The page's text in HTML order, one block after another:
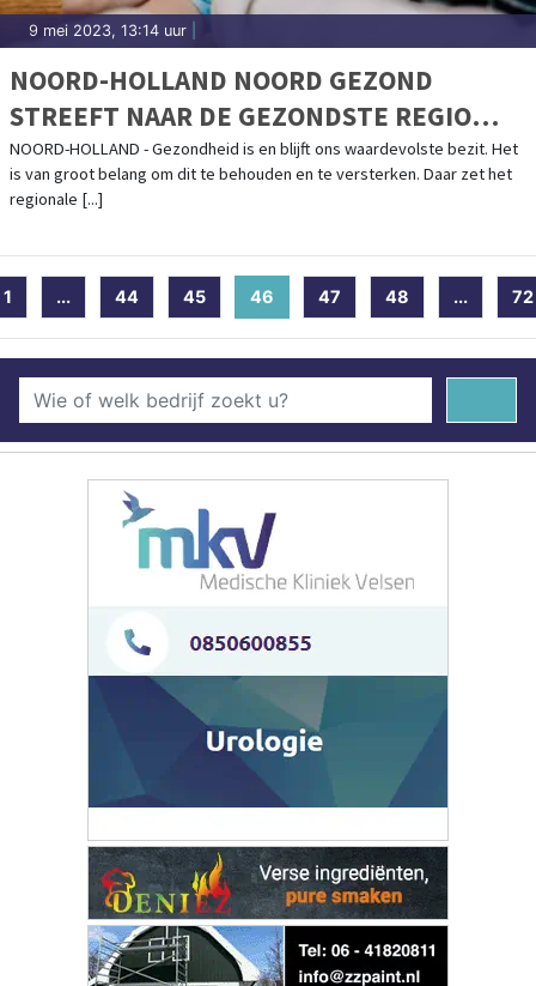
9 mei 2023, 13:14 uur
NOORD-HOLLAND NOORD GEZOND
STREEFT NAAR DE GEZONDSTE REGIO
VAN NEDERLAND
NOORD-HOLLAND - Gezondheid is en blijft ons waardevolste bezit. Het
is van groot belang om dit te behouden en te versterken. Daar zet het
regionale [...]
1 ... 44 45 46 (current)
47 48 ... 72